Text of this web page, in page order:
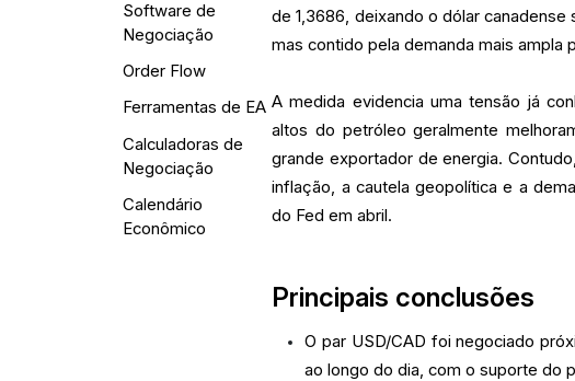
Software de
Negociação
Order Flow
Ferramentas de EA
Calculadoras de
Negociação
Calendário
Econômico
de 1,3686, deixando o dólar
mas contido pela demanda mais ampla
A medida evidencia uma tensão já
altos do petróleo geralmente
grande exportador de energia.
inflação, a cautela geopolítica e a
do Fed em abril.
Principais conclusões
O par USD/CAD foi negociado
ao longo do dia, com o suporte do